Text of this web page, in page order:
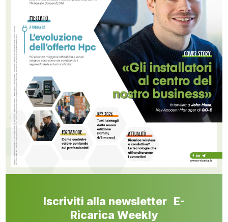
Iscriviti alla newsletter E-
Ricarica Weekly